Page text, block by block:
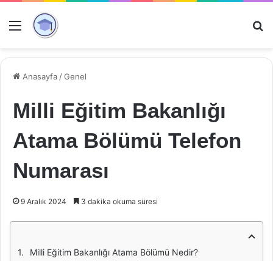
Menü
Anasayfa /Genel
Milli Eğitim Bakanlığı
Atama Bölümü Telefon
Numarası
9 Aralık 2024 3 dakika okuma süresi
Milli Eğitim Bakanlığı Atama Bölümü Nedir?